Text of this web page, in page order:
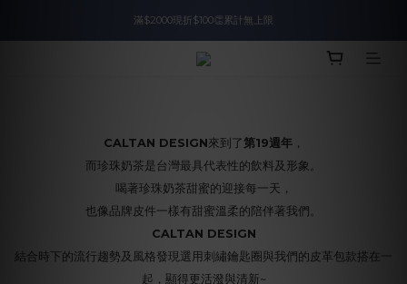
入會即領$888購物金🙌
滿$2000現折$100👏累計無上限
入會即領$888購物金🙌
CALTAN DESIGN來到了 第19週年，
而珍珠奶茶是台灣最具代表性的飲料及形象。
喝著珍珠奶茶甜蜜的迎接每一天，
也像品牌皮件一樣有甜蜜溫柔的陪伴著我們。
CALTAN DESIGN
結合時下的流行趨勢及風格發現選用刺繡鑰匙圈與我們的皮革包款搭在一
起，顯得更活潑與清新~